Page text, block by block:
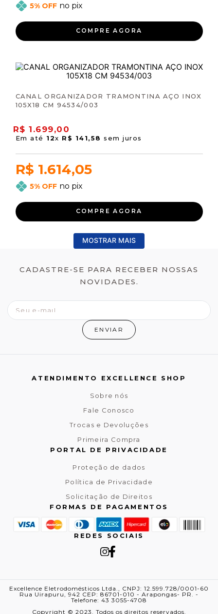
5% OFF no pix
COMPRE AGORA
CANAL ORGANIZADOR TRAMONTINA AÇO INOX
105X18 CM 94534/003
R$ 1 .699,00
Em até 12x R$ 141,58 sem juros
R$ 1.614,05
5% OFF no pix
COMPRE AGORA
MOSTRAR MAIS
CADASTRE-SE PARA RECEBER NOSSAS
NOVIDADES.
ENVIAR
ATENDIMENTO EXCELLENCE SHOP
Sobre nós
Fale Conosco
Trocas e Devoluções
Primeira Compra
PORTAL DE PRIVACIDADE
Proteção de dados
Política de Privacidade
Solicitação de Direitos
FORMAS DE PAGAMENTOS
REDES SOCIAIS
Excellence Eletrodomésticos Ltda., CNPJ: 12.599.728/0001-60
Rua Uirapuru, 942 CEP: 86701-010 - Arapongas- PR. -
Telefone: 43 3055-4708
Copyright © 2023. Todos os direitos reservados.